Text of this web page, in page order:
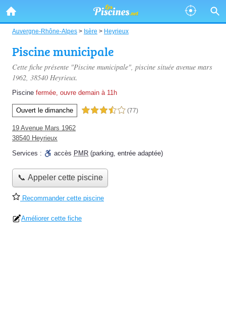
Auvergne-Rhône-Alpes > Isère > Heyrieux
Piscine municipale
Cette fiche présente "Piscine municipale", piscine située avenue mars
1962, 38540 Heyrieux.
Piscine fermée, ouvre demain à 11h
Ouvert le dimanche 3,5 étoiles sur 5 (77)
19 Avenue Mars 1962
38540 Heyrieux
Services :
accès PMR (parking, entrée adaptée)
📞 Appeler cette piscine
Recommander cette piscine
Améliorer cette fiche